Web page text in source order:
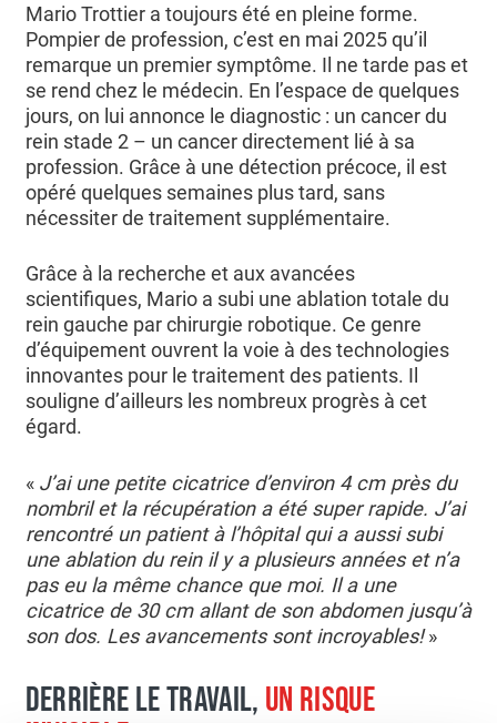
Mario Trottier a toujours été en pleine forme.
Pompier de profession, c’est en mai 2025 qu’il
remarque un premier symptôme. Il ne tarde pas et
se rend chez le médecin. En l’espace de quelques
jours, on lui annonce le diagnostic : un cancer du
rein stade 2 – un cancer directement lié à sa
profession. Grâce à une détection précoce, il est
opéré quelques semaines plus tard, sans
nécessiter de traitement supplémentaire.
Grâce à la recherche et aux avancées
scientifiques, Mario a subi une ablation totale du
rein gauche par chirurgie robotique. Ce genre
d’équipement ouvrent la voie à des technologies
innovantes pour le traitement des patients. Il
souligne d’ailleurs les nombreux progrès à cet
égard.
« J’ai une petite cicatrice d’environ 4 cm près du
nombril et la récupération a été super rapide. J’ai
rencontré un patient à l’hôpital qui a aussi subi
une ablation du rein il y a plusieurs années et n’a
pas eu la même chance que moi. Il a une
cicatrice de 30 cm allant de son abdomen jusqu’à
son dos. Les avancements sont incroyables!»
DERRIÈRE LE TRAVAIL, UN RISQUE